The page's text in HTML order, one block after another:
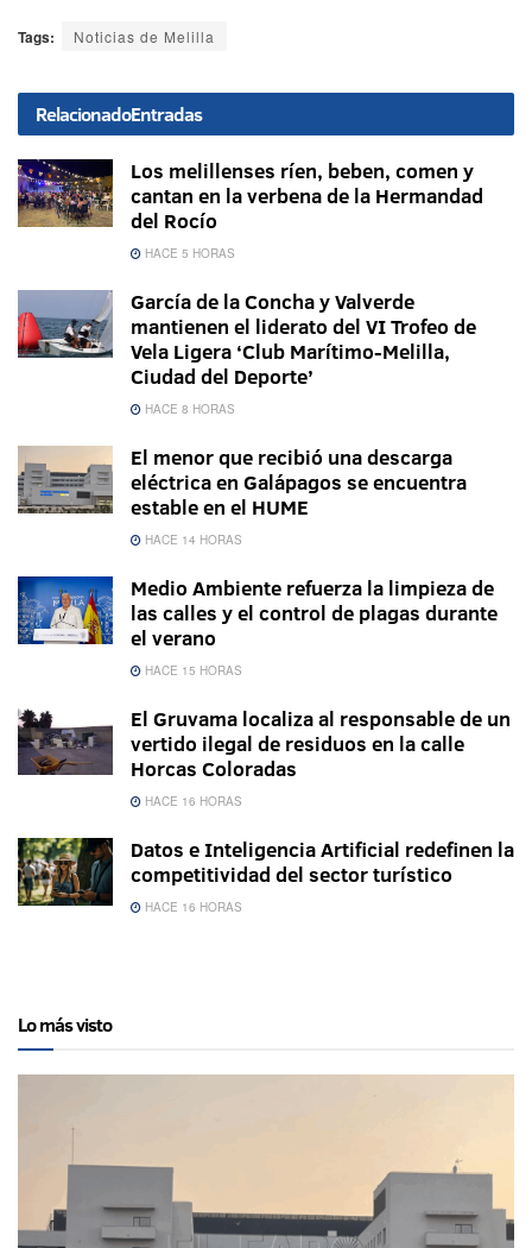
Tags: Noticias de Melilla
RelacionadoEntradas
Los melillenses ríen, beben, comen y
cantan en la verbena de la Hermandad
del Rocío
HACE 5 HORAS
García de la Concha y Valverde
mantienen el liderato del VI Trofeo de
Vela Ligera ‘Club Marítimo-Melilla,
Ciudad del Deporte’
HACE 8 HORAS
El menor que recibió una descarga
eléctrica en Galápagos se encuentra
estable en el HUME
HACE 14 HORAS
Medio Ambiente refuerza la limpieza de
las calles y el control de plagas durante
el verano
HACE 15 HORAS
El Gruvama localiza al responsable de un
vertido ilegal de residuos en la calle
Horcas Coloradas
HACE 16 HORAS
Datos e Inteligencia Artificial redefinen la
competitividad del sector turístico
HACE 16 HORAS
Lo más visto